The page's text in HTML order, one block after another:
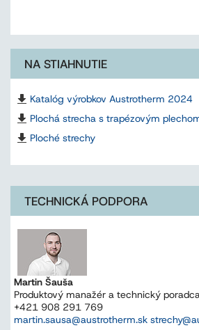
NA STIAHNUTIE
Katalóg výrobkov Austrotherm 2024
Plochá strecha s trapézovým
Ploché strechy
TECHNICKÁ PODPORA
Martin Šauša
Produktový manažér a technický
+421 908 291 769
martin.sausa@austrotherm.sk